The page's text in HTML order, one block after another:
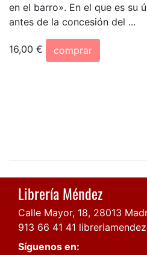
en el barro». En el que es su
antes de la concesión del ...
16,00 €
comprar
Librería Méndez
Calle Mayor, 18, 28013
913 66 41 41
Síguenos en: